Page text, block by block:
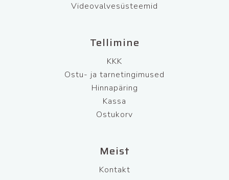
Videovalvesüsteemid
Tellimine
KKK
Ostu- ja tarnetingimused
Hinnapäring
Kassa
Ostukorv
Meist
Kontakt